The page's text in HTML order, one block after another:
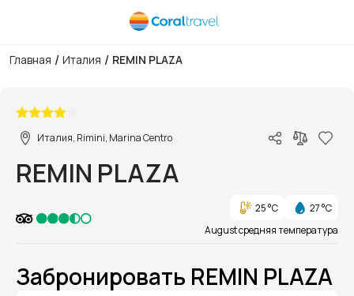
Главная / Италия / REMIN PLAZA
Италия, Rimini, Marina Centro
REMIN PLAZA
25 °C
27 °C
August средняя температура
Забронировать REMIN PLAZA